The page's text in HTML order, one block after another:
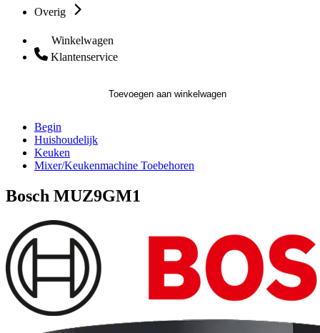
Overig
Winkelwagen
Klantenservice
Toevoegen aan winkelwagen
Begin
Huishoudelijk
Keuken
Mixer/Keukenmachine Toebehoren
Bosch MUZ9GM1